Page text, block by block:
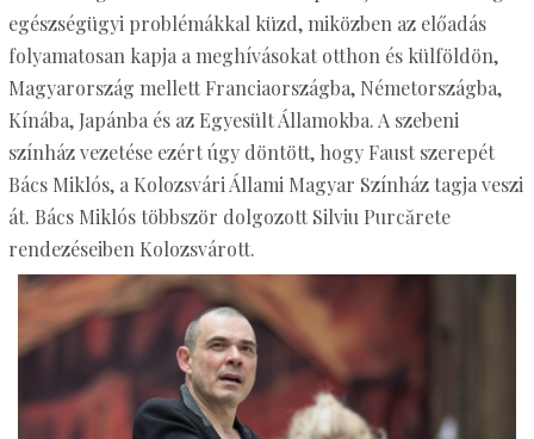
egészségügyi problémákkal küzd, miközben az előadás
folyamatosan kapja a meghívásokat otthon és külföldön,
Magyarország mellett Franciaországba, Németországba,
Kínába, Japánba és az Egyesült Államokba. A szebeni
színház vezetése ezért úgy döntött, hogy Faust szerepét
Bács Miklós, a Kolozsvári Állami Magyar Színház tagja veszi
át. Bács Miklós többször dolgozott Silviu Purcărete
rendezéseiben Kolozsvárott.